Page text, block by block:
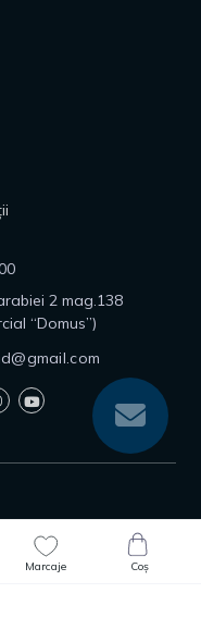
Marcaje
0
Coș
Adaugă în Coș
2 mag.138
“Domus”)
Politica de returnare